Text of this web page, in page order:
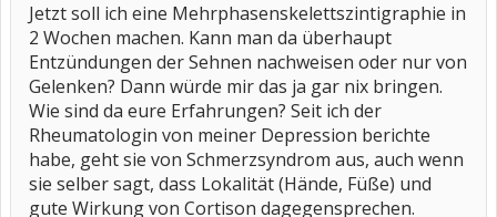
Jetzt soll ich eine Mehrphasenskelettszintigraphie in
2 Wochen machen. Kann man da überhaupt
Entzündungen der Sehnen nachweisen oder nur von
Gelenken? Dann würde mir das ja gar nix bringen.
Wie sind da eure Erfahrungen? Seit ich der
Rheumatologin von meiner Depression berichte
habe, geht sie von Schmerzsyndrom aus, auch wenn
sie selber sagt, dass Lokalität (Hände, Füße) und
gute Wirkung von Cortison dagegensprechen.